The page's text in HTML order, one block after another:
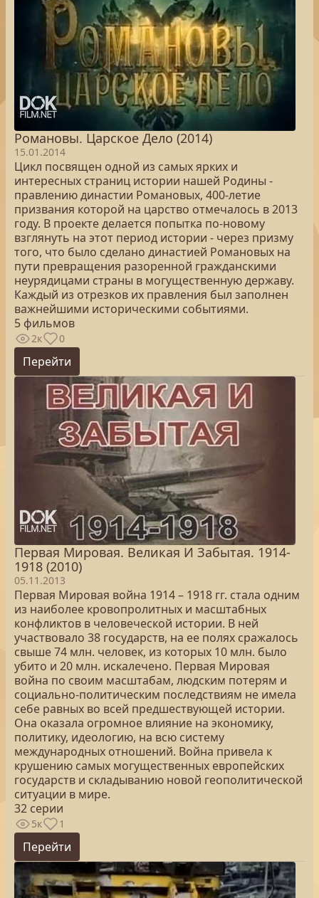
Романовы. Царское Дело (2014)
15.01.2014
Цикл посвящен одной из самых ярких и
интересных страниц истории нашей Родины -
правлению династии Романовых, 400-летие
призвания которой на царство отмечалось в 2013
году. В проекте делается попытка по-новому
взглянуть на этот период истории - через призму
того, что было сделано династией Романовых на
пути превращения разоренной гражданскими
неурядицами страны в могущественную державу.
Каждый из отрезков их правления был заполнен
важнейшими историческими событиями.
5 фильмов
2к 0
Перейти
Первая Мировая. Великая И Забытая. 1914-
1918 (2010)
05.11.2013
Первая Мировая война 1914 – 1918 гг. стала одним
из наиболее кровопролитных и масштабных
конфликтов в человеческой истории. В ней
участвовало 38 государств, на ее полях сражалось
свыше 74 млн. человек, из которых 10 млн. было
убито и 20 млн. искалечено. Первая Мировая
война по своим масштабам, людским потерям и
социально-политическим последствиям не имела
себе равных во всей предшествующей истории.
Она оказала огромное влияние на экономику,
политику, идеологию, на всю систему
международных отношений. Война привела к
крушению самых могущественных европейских
государств и складыванию новой геополитической
ситуации в мире.
32 серии
5к 1
Перейти